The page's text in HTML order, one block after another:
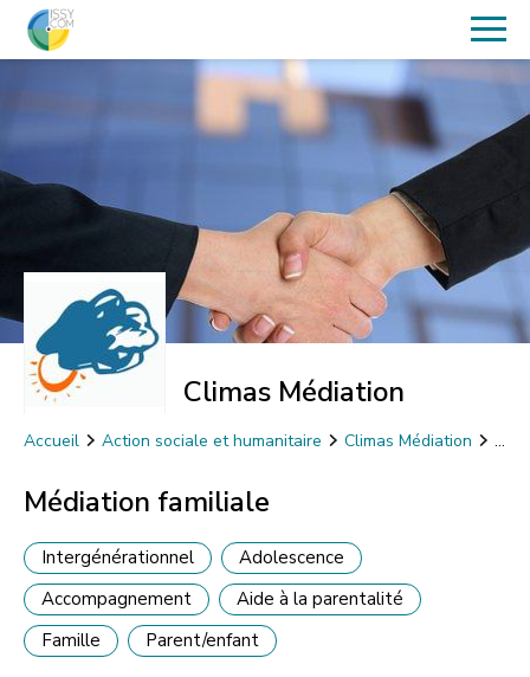
Climas Médiation
Accueil Action sociale et humanitaire
Climas Médiation
Médiation familiale
Intergénérationnel
Adolescence
Accompagnement
Aide à la parentalité
Famille
Parent/enfant